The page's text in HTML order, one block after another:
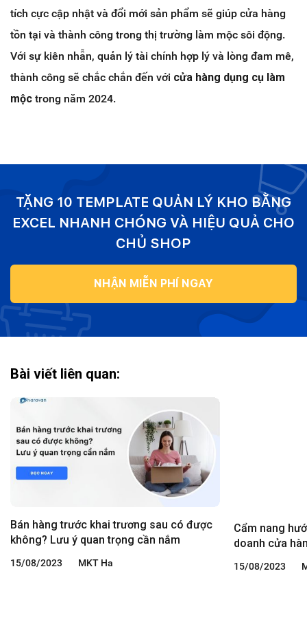
tích cực cập nhật và đổi mới sản phẩm sẽ giúp cửa hàng
tồn tại và thành công trong thị trường làm mộc sôi động.
Với sự kiên nhẫn, quản lý tài chính hợp lý và lòng đam mê,
thành công sẽ chắc chắn đến với cửa hàng dụng cụ làm
mộc trong năm 2024.
TẶNG 10 TEMPLATE QUẢN LÝ KHO BẰNG
EXCEL NHANH CHÓNG VÀ HIỆU QUẢ CHO
CHỦ SHOP
NHẬN MIỄN PHÍ NGAY
Bài viết liên quan:
Bán hàng trước khai trương sau có được
không? Lưu ý quan trọng cần nắm
15/08/2023 MKT Ha
Cẩm nang
doanh cửa
15/08/2023